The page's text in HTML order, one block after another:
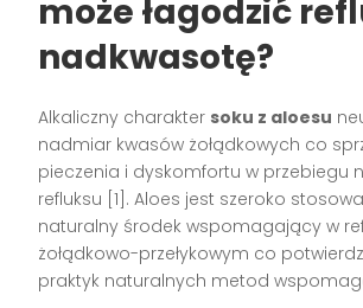
może łagodzić
nadkwasotę?
Alkaliczny charakter soku z aloesu
nadmiar kwasów żołądkowych co
pieczenia i dyskomfortu w przebiegu
refluksu [1]. Aloes jest szeroko
naturalny środek wspomagający w
żołądkowo-przełykowym co
praktyk naturalnych metod